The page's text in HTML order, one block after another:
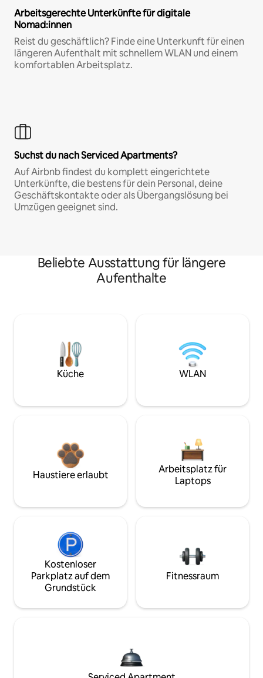
Arbeitsgerechte Unterkünfte für digitale
Nomad:innen
Reist du geschäftlich? Finde eine Unterkunft für einen
längeren Aufenthalt mit schnellem WLAN und einem
komfortablen Arbeitsplatz.
Suchst du nach Serviced Apartments?
Auf Airbnb findest du komplett eingerichtete
Unterkünfte, die bestens für dein Personal, deine
Geschäftskontakte oder als Übergangslösung bei
Umzügen geeignet sind.
Beliebte Ausstattung für längere
Aufenthalte
Küche WLAN
Haustiere erlaubt
Arbeitsplatz für
Laptops
Kostenloser
Parkplatz auf dem
Grundstück
Fitnessraum